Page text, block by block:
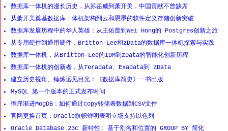
数据库一体机的漫长历史，从苏岳威到萧开美，中国贡献不曾缺席
从萧开美奠基数据库一体机架构到云和恩墨的软件定义存储创新突破
数据库发展历程中的华人英雄：从王佑曾到Wei Hong的 Postgres创新之旅
从专用硬件到通用硬件，Britton-Lee和zData的数据库一体机探索与实践
数据库一体机，从Britton-Lee的IDM到zData的智能化创新历程
数据库一体机的创新者，从Teradata、Exadata到 zData
建立历史视角、锤炼远见目光：《数据库简史》一书出版
MySQL 第一个版本的正式发布时间
循序渐进MogDB：如何通过copy转储表数据到CSV文件
官网更换首页：Oracle旗帜鲜明表明立场支持以色列
Oracle Database 23c 新特性: 基于别名和位置的 GROUP BY 简化